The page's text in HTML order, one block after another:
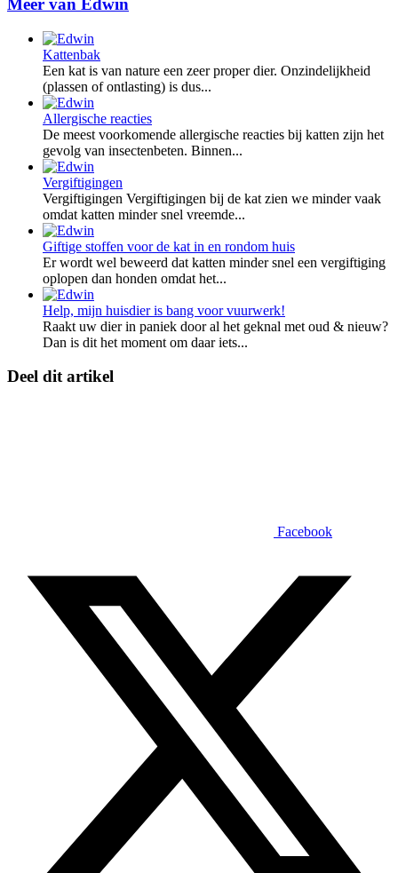
Meer van Edwin
Kattenbak
Een kat is van nature een zeer proper dier. Onzindelijkheid
(plassen of ontlasting) is dus...
Allergische reacties
De meest voorkomende allergische reacties bij katten zijn het
gevolg van insectenbeten. Binnen...
Vergiftigingen
Vergiftigingen Vergiftigingen bij de kat zien we minder vaak
omdat katten minder snel vreemde...
Giftige stoffen voor de kat in en rondom huis
Er wordt wel beweerd dat katten minder snel een vergiftiging
oplopen dan honden omdat het...
Help, mijn huisdier is bang voor vuurwerk!
Raakt uw dier in paniek door al het geknal met oud & nieuw?
Dan is dit het moment om daar iets...
Deel dit artikel
Facebook